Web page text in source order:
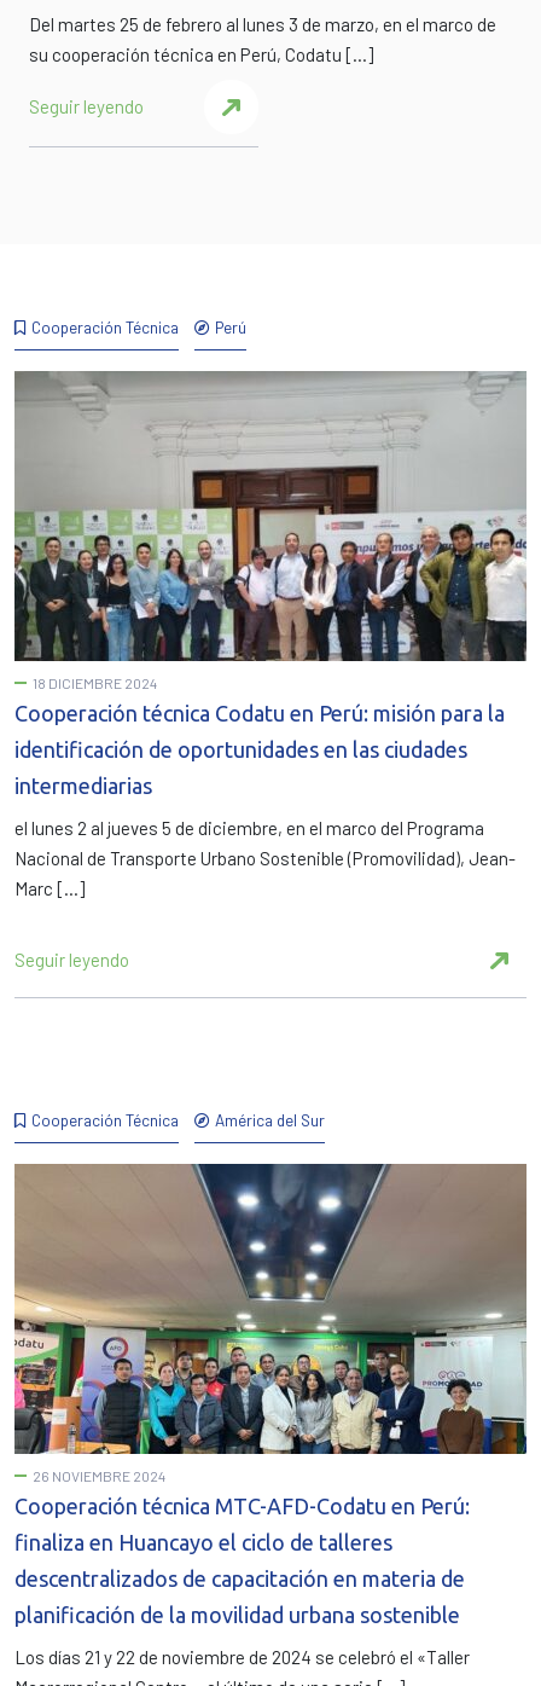
Del martes 25 de febrero al lunes 3 de marzo, en el marco de
su cooperación técnica en Perú, Codatu […]
Seguir leyendo
Cooperación Técnica Perú
18 DICIEMBRE 2024
Cooperación técnica Codatu en Perú: misión para la
identificación de oportunidades en las ciudades
intermediarias
el lunes 2 al jueves 5 de diciembre, en el marco del Programa
Nacional de Transporte Urbano Sostenible (Promovilidad), Jean-
Marc […]
Seguir leyendo
Cooperación Técnica América del Sur
26 NOVIEMBRE 2024
Cooperación técnica MTC-AFD-Codatu en Perú:
finaliza en Huancayo el ciclo de talleres
descentralizados de capacitación en materia de
planificación de la movilidad urbana sostenible
Los días 21 y 22 de noviembre de 2024 se celebró el «Taller